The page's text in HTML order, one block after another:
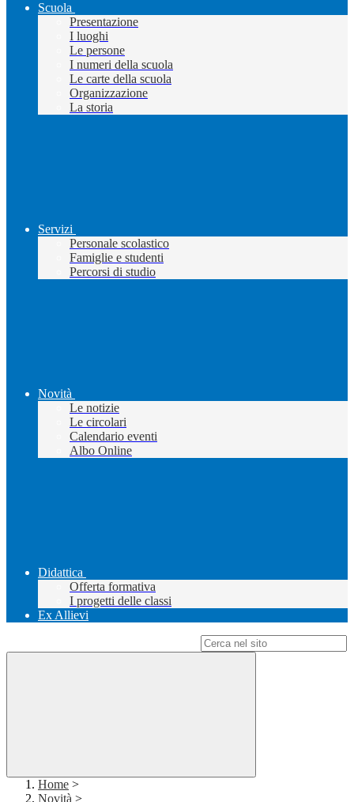
Scuola
Presentazione
I luoghi
Le persone
I numeri della scuola
Le carte della scuola
Organizzazione
La storia
Servizi
Personale scolastico
Famiglie e studenti
Percorsi di studio
Novità
Le notizie
Le circolari
Calendario eventi
Albo Online
Didattica
Offerta formativa
I progetti delle classi
Ex Allievi
Home >
Novità >